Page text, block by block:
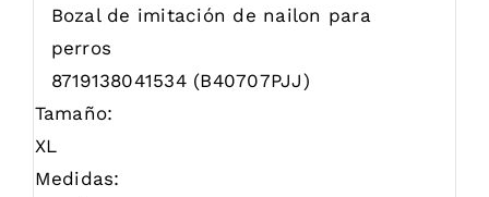
Bozal de imitación de nailon para
perros
8719138041534 (B40707PJJ)
Tamaño:
XL
Medidas: